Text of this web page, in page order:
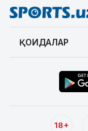
ҚОИДАЛАР
18+